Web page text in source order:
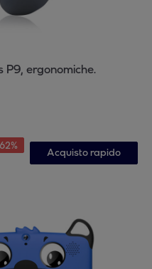
P9, ergonomiche.
%
Acquisto rapido